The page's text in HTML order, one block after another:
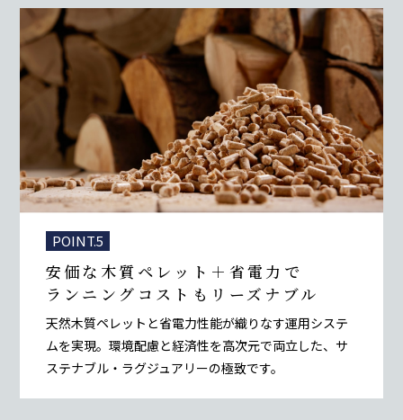
POINT.5
安価な木質ペレット＋省電力で
ランニングコストも リーズナブル
天然木質ペレットと省電力性能が織りなす運用システ
ムを実現。環境配慮と経済性を高次元で両立した、サ
ステナブル・ラグジュアリーの極致です。